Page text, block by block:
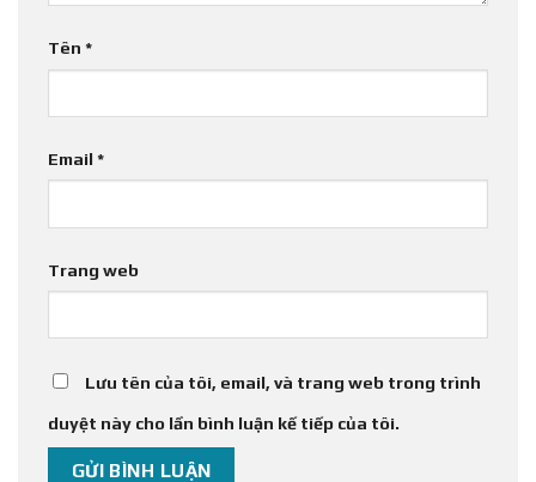
Tên *
Email *
Trang web
Lưu tên của tôi, email, và trang web trong trình
duyệt này cho lần bình luận kế tiếp của tôi.